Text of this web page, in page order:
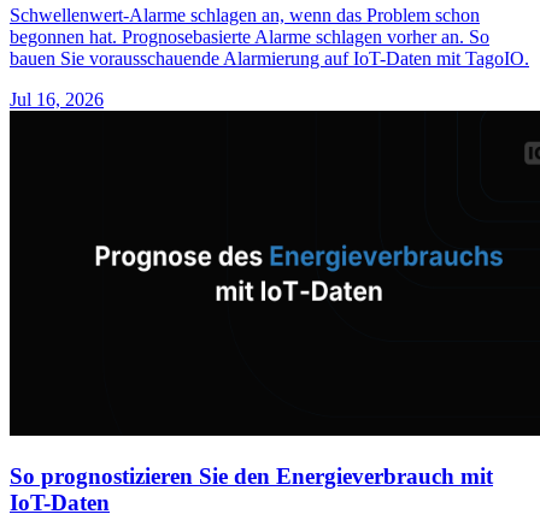
Schwellenwert-Alarme schlagen an, wenn das Problem schon
begonnen hat. Prognosebasierte Alarme schlagen vorher an. So
bauen Sie vorausschauende Alarmierung auf IoT-Daten mit TagoIO.
Jul 16, 2026
So prognostizieren Sie den Energieverbrauch mit
IoT-Daten